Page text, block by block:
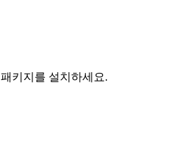
패키지를 설치하세요.